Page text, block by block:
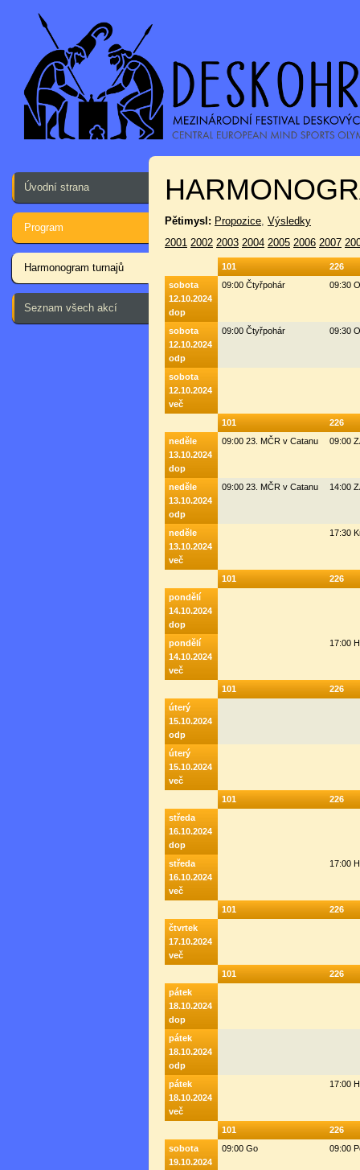
Úvodní strana
Program
Harmonogram turnajů
Seznam všech akcí
Pětimysl: Propozice, Výsledky
2001 2002 2003 2004 2005 2006 2007
101
226
sobota
12.10.2024
dop
09:00 Čtyřpohár 09:30
sobota
12.10.2024
odp
09:00 Čtyřpohár 09:30
sobota
12.10.2024
več
101
226
neděle
13.10.2024
dop
09:00 23. MČR v Catanu 09:00
neděle
13.10.2024
odp
09:00 23. MČR v Catanu 14:00
neděle
13.10.2024
več
17:30
101
226
pondělí
14.10.2024
dop
pondělí
14.10.2024
več
17:00
101
226
úterý
15.10.2024
odp
úterý
15.10.2024
več
101
226
středa
16.10.2024
dop
středa
16.10.2024
več
17:00
101
226
čtvrtek
17.10.2024
več
101
226
pátek
18.10.2024
dop
pátek
18.10.2024
odp
pátek
18.10.2024
več
17:00
101
226
sobota
19.10.2024
09:00 Go 09:00